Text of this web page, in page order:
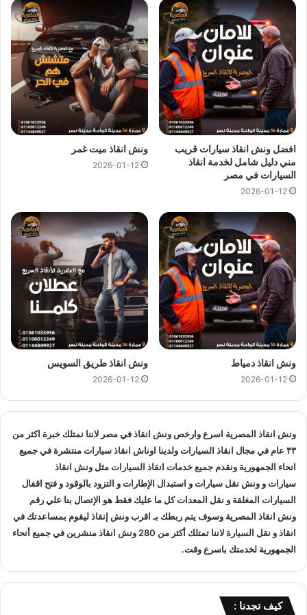
عربيات ، ونش نجدة ، ونش المصرية
انقاذ السيارات في الحي العاشر
ونش انقاذ الحي العاشر
متاح دائما علي مدار 24 ساعة ومستعدون
لاي ظروف طارئة تستدعي الاستعانة بـونش انقاذ سيارات
كما نوفر
لجميع عملائنا خدمةانقاذ السيارات فائقة السرعة لكي يصلكونش
انقاذ
في اقل من 10 دقائق اذا تعطلت سيارتك وانت في الحي
العاشر او اذا تبحث عن
الاتصال بنا علي
01017439322او01094833093وسوف يصلكونش انقاذ
سياراتفي غضون دقائق لانقاذ وسحب سياراتك.
مميزاتونش انقاذ سياراتالمصرية :
ونش انقاذ المصريةهو ارخص ونش انقاذ في الحي العاشرواسرع
ونش انقاذ في الحي العاشرواقرب ونش انقاذ في الحي العاشر
اوناشنا قريبة منك , كما نمتلك خبرة لاكثر من 33 عاما في مجال
انقاذ السيارات و متخصصون في انقاذ السياراتو لدينا اسطول
سيارات انقاذمنتشرة في الحي العاشر و المناطق المجاوره و
اوناش انقاذفي جميع انحاء الجمهورية لإنقاذ ونقل السيارات
المعطلة و سيارات الحوادث.
انقاذ السيارات:
اذا تعطلت سيارتك او تعرضت لحادث سير يمكنك الاتصال بـ ونش
انقاذ المصرية لانقاذ سيارتك ونقلك في الحال فنحن حريصين علي
تقديم و توفير جميع خدماتانقاذ السياراتالتي قد تحتاج اليها سواء
جر السياراتاونقل السيارات.
تغيير الاطارات :
لا تقلق عندما تجد ان اطار سيارتك يحتاج الي تغيير او اصلاح حيث
اننا نساعدك علي القيام بتغيير واستبدال الاطار في الطريق حال
افضل ونش انقاذ سيارات قريب
مني دليل شامل لخدمة انقاذ
السيارات في مصر
2026-01-12
ونش انقاذ ميت غمر
2026-01-12
ونش انقاذ دمياط
2026-01-12
ونش انقاذ طريق السويس
2026-01-12
ونش انقاذ المصرية اسرع وارخص ونش انقاذفي مصر لاننا نمتلك خبرة اكثر من
٣٣ عام في مجال
انقاذ السياراتولدينا اوناش انقاذ سياراتمنتشرة في جميع
انحاء الجمهورية ونقدم جميع خدمات انقاذ السياراتمثل ونش انقاذ
سياراتو ونش نقل سياراتو استبدال الإطارات و التزود بالوقود و فتح اقفال
السيارات المغلقة و نقل المعدات كل ما عليك فقط هو الإتصال بنا عليرقم
ونش انقاذ المصرية وسوف يتم ربطك بـ اقرب ونش إنقاذليقوم بمساعدتك في
انقاذ و نقل السيارة لاننا تمتلك أكثر من 280 ونش انقاذمنشرين في جميع أنحاء
الجمهورية لخدمتك باسرع وقت.
كيف تجدنا :